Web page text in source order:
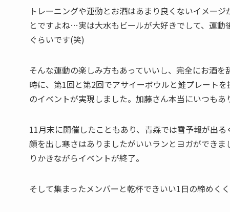
トレーニングや運動とお酒はあまり良くないイメー
とですよね…実は大水もビールが大好きでして、運
ぐらいです(笑)
そんな運動の楽しみ方もあっていいし、完全にお酒
時に、第1回と第2回でアサイーボウルと鮭プレートを
のイベントが実現しました。加藤さん本当にいつもあ
11月末に開催したこともあり、青森では雪予報が出
顔を出し寒さはありましたがいいランとヨガができ
りかきながらイベントが終了。
そして集まったメンバーと乾杯できいい1日の締めく